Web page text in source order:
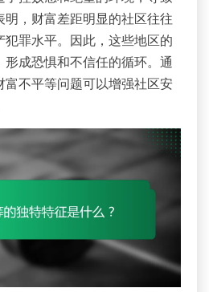
，财富差距明显的社区往往
罪水平。因此，这些地区的
形成恐惧和不信任的循环。通
富不平等问题可以增强社区安